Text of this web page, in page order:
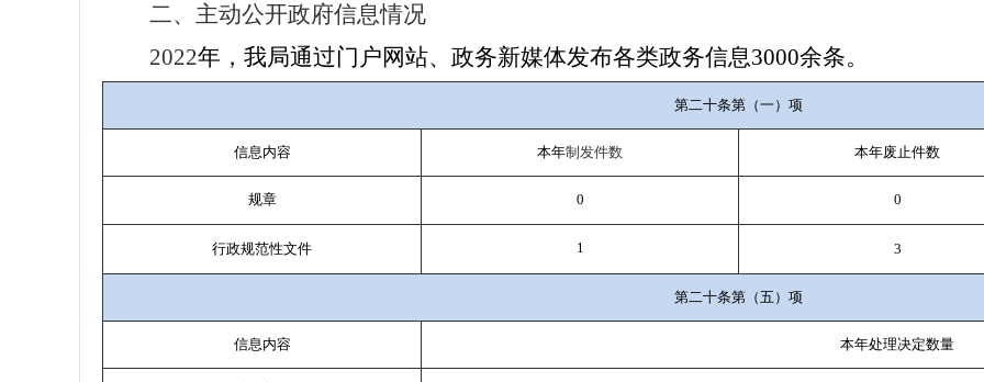
二、主动公开政府信息情况
2022年，我局通过门户网站、政务新媒体发布各类政务信息3000余条。
第二十条第（一）项
信息内容 本年制发件数 本年废止件数
规章 0 0
行政规范性文件 1 3
第二十条第（五）项
信息内容 本年处理决定数量